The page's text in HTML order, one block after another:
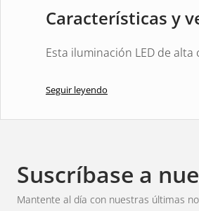
Características y
Esta iluminación LED de
balizamiento lateral mejora
Visibilidad y seguridad
Diseño compacto y robusto
Seguir leyendo
Suscríbase a
Mantente al día con nuestras últimas